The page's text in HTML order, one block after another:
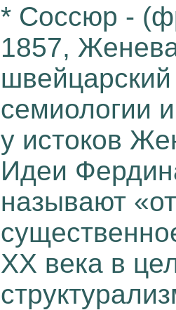
* Соссюр -
1857,
семиологии
у истоков
Идеи
называют
XX века в